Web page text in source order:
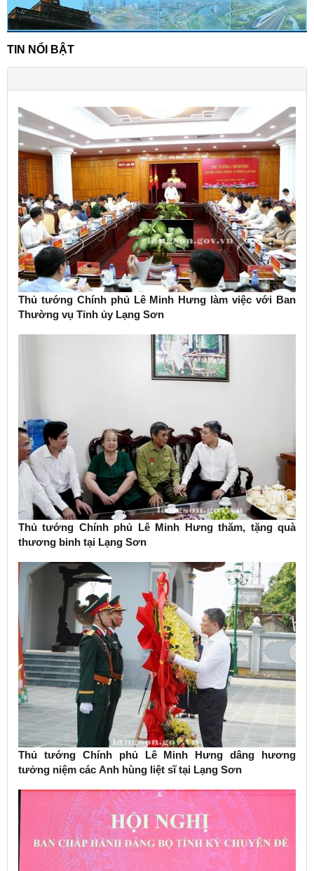
TIN NỔI BẬT
Thủ tướng Chính phủ Lê Minh Hưng làm việc với Ban
Thường vụ Tỉnh ủy Lạng Sơn
Thủ tướng Chính phủ Lê Minh Hưng thăm, tặng quà
thương binh tại Lạng Sơn
Thủ tướng Chính phủ Lê Minh Hưng dâng hương
tưởng niệm các Anh hùng liệt sĩ tại Lạng Sơn